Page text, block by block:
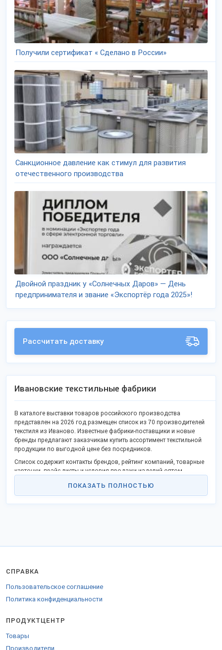
Получили сертификат « Сделано в России»
Санкционное давление как стимул для развития
отечественного производства
Двойной праздник у «Солнечных Даров» — День
предпринимателя и звание «Экспортёр года 2025»!
Рассчитать доставку
Ивановские текстильные фабрики
В каталоге выставки товаров российского производства
представлен на 2026 год размещен список из 70 производителей
текстиля из Иваново. Известные фабрики-поставщики и новые
бренды предлагают заказчикам купить ассортимент текстильной
продукции по выгодной цене без посредников.
Список содержит контакты брендов, рейтинг компаний, товарные
карточки, прайс-листы и условия продажи изделий оптом.
ООО «Вичугская Мануфактура» предлагает нароссийский рынок
ассортимент технических тканей. Отделочная фабрика «Традиции
наматрасники и пр.).
и цены смотрите в товарных карточках компаний на выставке.
международными стандартами.
Производители приглашают к сотрудничеству швейные компании,
заказчиков.
Доставка по России и СНГ транспортными компаниями.
ПОКАЗАТЬ ПОЛНОСТЬЮ
СПРАВКА
Пользовательское соглашение
Политика конфиденциальности
ПРОДУКТЦЕНТР
Товары
Производители